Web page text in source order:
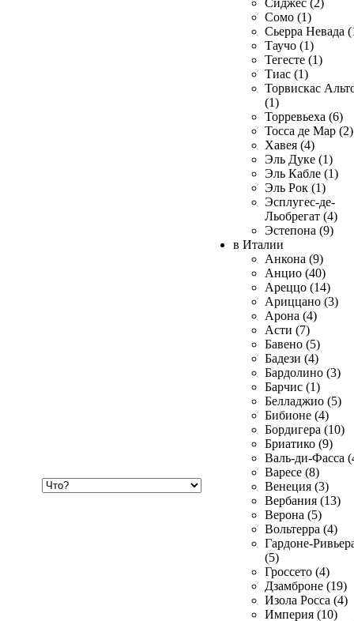
Сиджес (2)
Сомо (1)
Сьерра Невада
Таучо (1)
Тегесте (1)
Тиас (1)
Торвискас
(1)
Торревьеха (6)
Тосса де Мар (2)
Хавея (4)
Эль Дуке (1)
Эль Кабле (1)
Эль Рок (1)
Эсплугес-де-
Льобрегат (4)
Эстепона (9)
в Италии
Анкона (9)
Анцио (40)
Ареццо (14)
Ариццано (3)
Арона (4)
Асти (7)
Бавено (5)
Бадези (4)
Бардолино (3)
Барчис (1)
Белладжио (5)
Бибионе (4)
Бордигера (10)
Бриатико (9)
Валь-ди-Фасса
Варесе (8)
Венеция (3)
Вербания (13)
Верона (5)
Вольтерра (4)
Гардоне-
(5)
Гроссето (4)
Дзамброне (19)
Изола Росса (4)
Империя (10)